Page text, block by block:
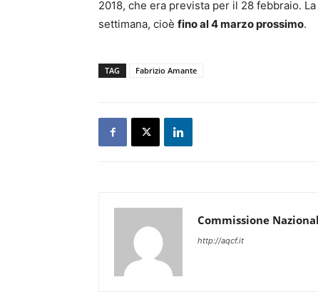
2018, che era prevista per il 28 febbraio.
settimana, cioè fino al 4 marzo prossimo.
TAG Fabrizio Amante
Commissione
http://aqcf.it